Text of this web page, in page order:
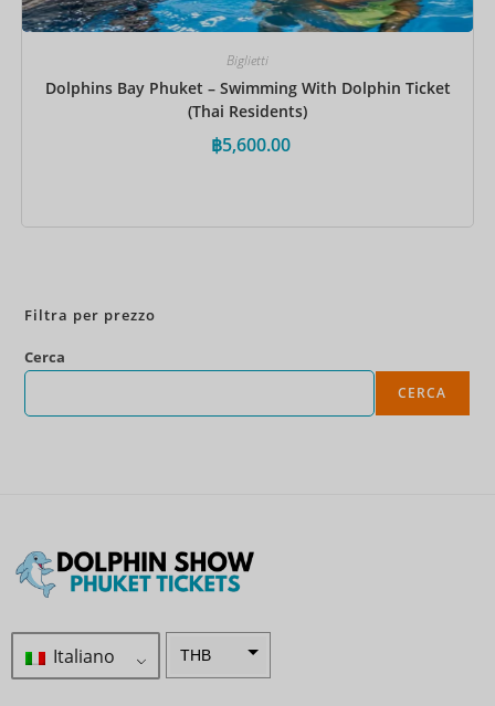
Biglietti
Dolphins Bay Phuket – Swimming With Dolphin Ticket
(Thai Residents)
฿5,600.00
Filtra per prezzo
Cerca
CERCA
Italiano THB